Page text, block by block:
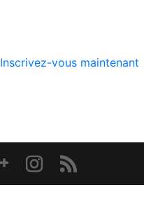
Inscrivez-vous maintenant